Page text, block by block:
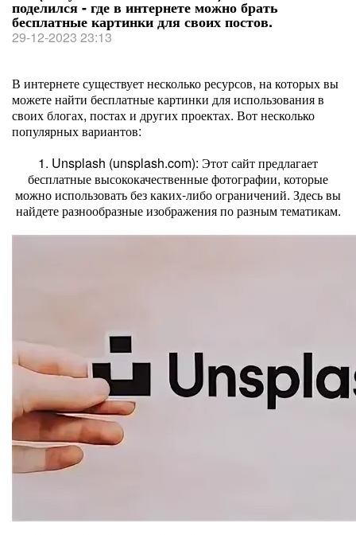
поделился - где в интернете можно брать
бесплатные картинки для своих постов.
29-12-2023 23:13
В интернете существует несколько ресурсов, на которых вы
можете найти бесплатные картинки для использования в
своих блогах, постах и других проектах. Вот несколько
популярных вариантов:
1. Unsplash (unsplash.com): Этот сайт предлагает
бесплатные высококачественные фотографии, которые
можно использовать без каких-либо ограничений. Здесь вы
найдете разнообразные изображения по разным тематикам.